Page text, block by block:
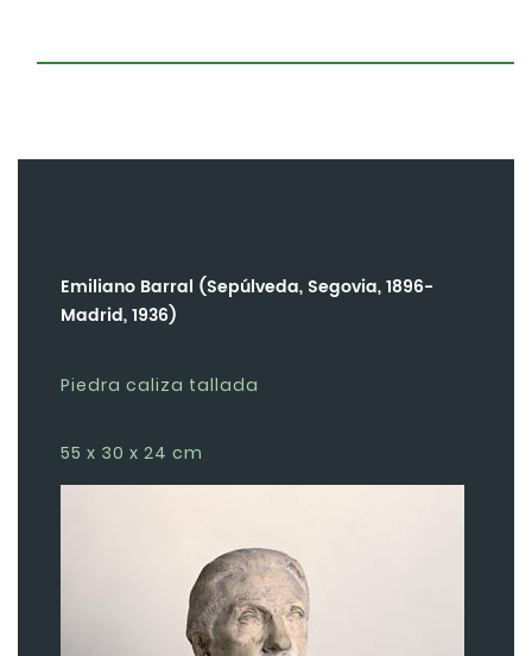
Emiliano Barral (Sepúlveda, Segovia, 1896-
Madrid, 1936)
Piedra caliza tallada
55 x 30 x 24 cm